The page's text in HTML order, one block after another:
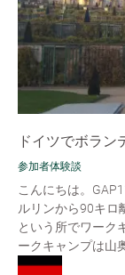
ドイツでボラン
参加者体験談
こんにちは。
ルリンから90キロ
という所でワーク
ークキャンプは山